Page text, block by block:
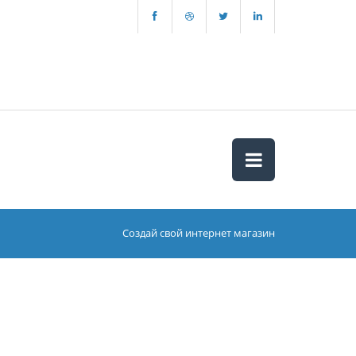
Создай свой интернет магазин